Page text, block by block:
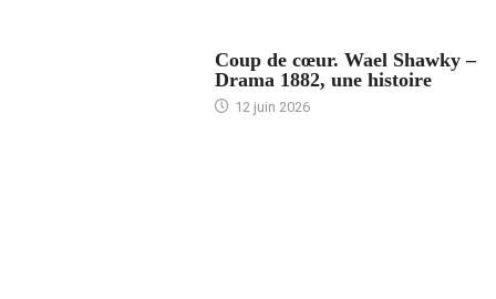
Coup de cœur. Wael Shawky –
Drama 1882, une histoire
12 juin 2026